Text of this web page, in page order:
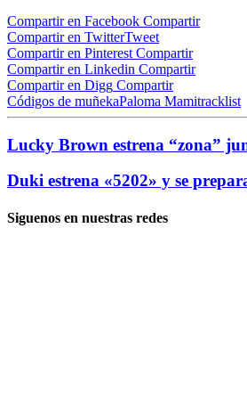
Compartir en Facebook Compartir
Compartir en TwitterTweet
Compartir en Pinterest Compartir
Compartir en Linkedin Compartir
Compartir en Digg Compartir
Códigos de muñekaPaloma Mamitracklist
Lucky Brown estrena “zona”
Duki estrena «5202» y se
Siguenos en nuestras redes